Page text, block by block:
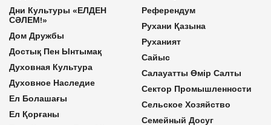
Дни Культуры «ЕЛДЕН
СӘЛЕМ!»
Дом Дружбы
Достық Пен Ынтымақ
Духовная Культура
Духовное Наследие
Ел Болашағы
Ел Қорғаны
Референдум
Рухани Қазына
Руханият
Сайыс
Салауатты Өмір Салты
Сектор Промышленности
Сельское Хозяйство
Семейный Досуг